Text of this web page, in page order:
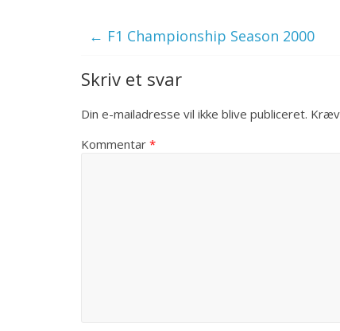
← F1 Championship Season 2000
Skriv et svar
Din e-mailadresse vil ikke blive publiceret.
Kommentar *